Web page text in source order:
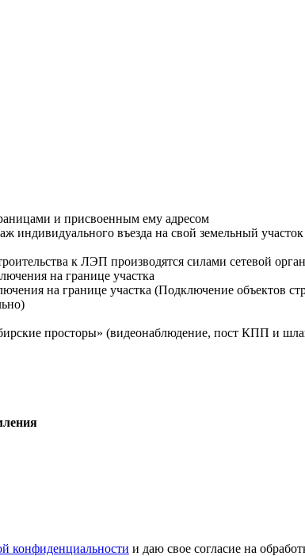
и присвоенным ему адресом
въезда на свой земельный участок
к ЛЭП производятся силами сетевой
на границе участка
на границе участка (Подключение объектов
просторы» (видеонаблюдение, пост КПП и
конфиденциальности и даю свое согласие на